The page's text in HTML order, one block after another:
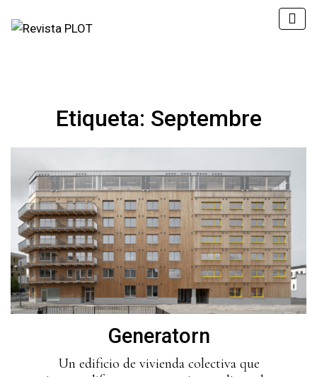
Etiqueta: Septembre
Generatorn
Un edificio de vivienda colectiva que